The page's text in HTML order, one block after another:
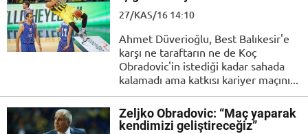
27/KAS/16 14:10
Ahmet Düverioğlu, Best Balıkesir'e
karşı ne taraftarın ne de Koç
Obradovic'in istediği kadar sahada
kalamadı ama katkısı kariyer maçını...
Zeljko Obradovic: “Maç yaparak
kendimizi geliştireceğiz”